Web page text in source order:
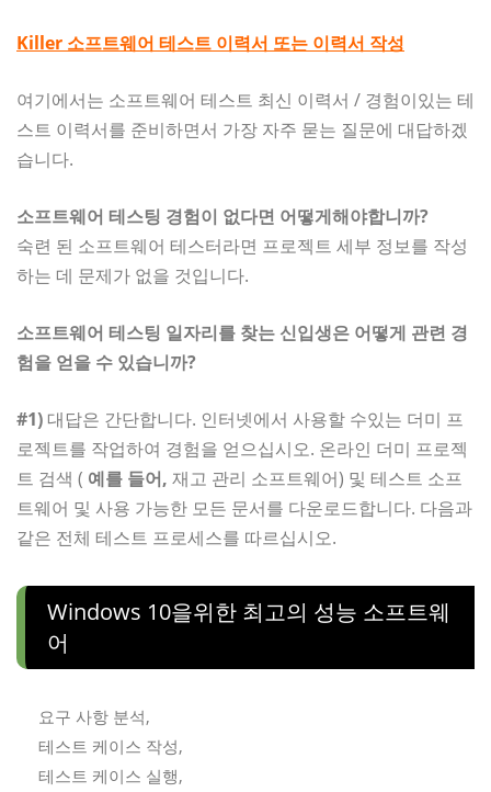
Killer 소프트웨어 테스트 이력서 또는 이력서 작성
여기에서는 소프트웨어 테스트 최신 이력서 / 경험이있는 테
스트 이력서를 준비하면서 가장 자주 묻는 질문에 대답하겠
습니다.
소프트웨어 테스팅 경험이 없다면 어떻게해야합니까?
숙련 된 소프트웨어 테스터라면 프로젝트 세부 정보를 작성
하는 데 문제가 없을 것입니다.
소프트웨어 테스팅 일자리를 찾는 신입생은 어떻게 관련 경
험을 얻을 수 있습니까?
#1) 대답은 간단합니다. 인터넷에서 사용할 수있는 더미 프
로젝트를 작업하여 경험을 얻으십시오. 온라인 더미 프로젝
트 검색 ( 예를 들어, 재고 관리 소프트웨어) 및 테스트 소프
트웨어 및 사용 가능한 모든 문서를 다운로드합니다. 다음과
같은 전체 테스트 프로세스를 따르십시오.
Windows 10을위한 최고의 성능 소프트웨
어
요구 사항 분석,
테스트 케이스 작성,
테스트 케이스 실행,